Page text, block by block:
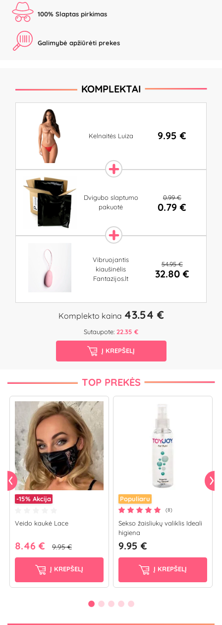
100% Slaptas pirkimas
Galimybė apžiūrėti prekes
KOMPLEKTAI
Kelnaitės Luiza 9.95 €
Dvigubo slaptumo
pakuotė
0.99 €
0.79 €
Vibruojantis
kiaušinėlis
Fantazijos.lt
54.95 €
32.80 €
Komplekto kaina 43.54 €
Sutaupote: 22.35 €
Į KREPŠELĮ
TOP PREKĖS
-15% Akcija
Veido kaukė Lace
8.46 € 9.95 €
Į KREPŠELĮ
Populiaru
(8)
Sekso žaisliukų valiklis Ideali
higiena
9.95 €
Į KREPŠELĮ